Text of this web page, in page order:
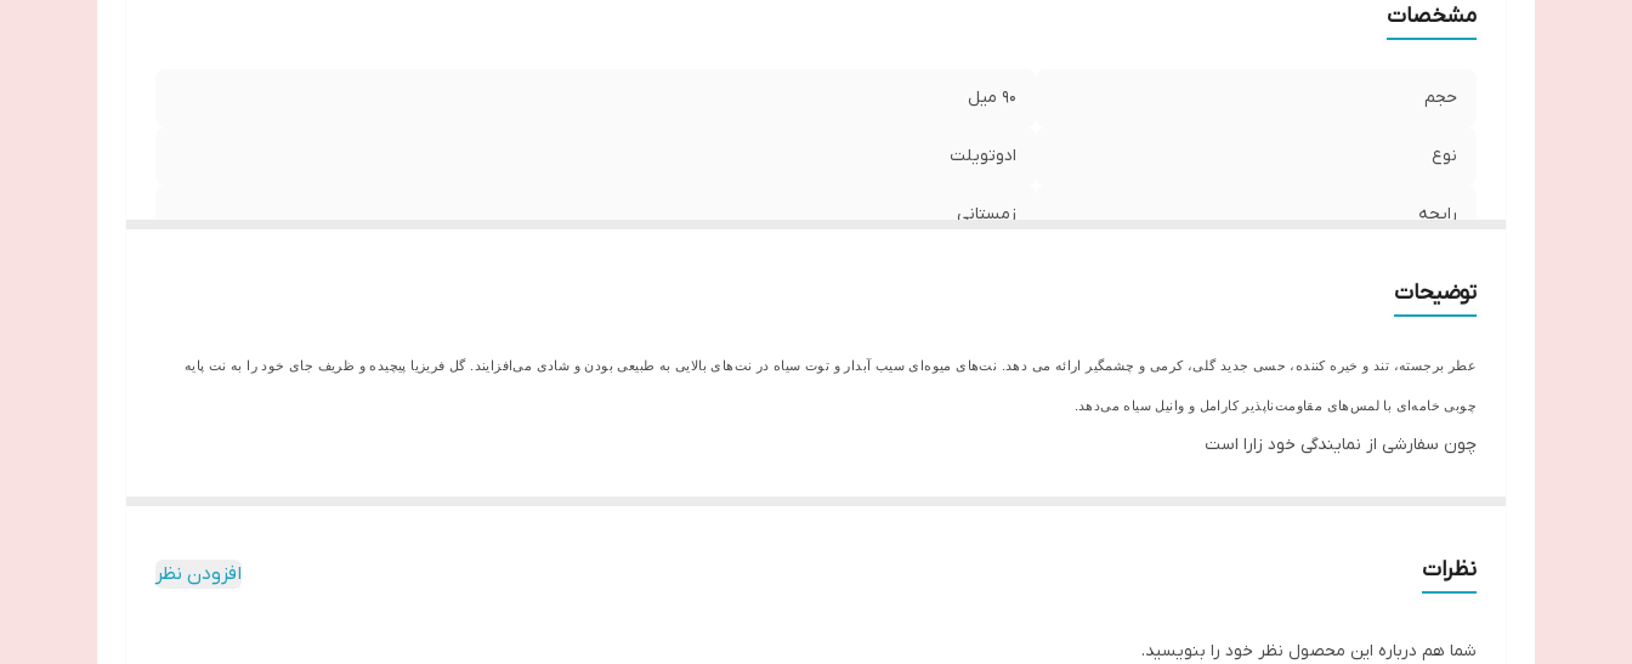
مشخصات
حجم 90 میل
نوع ادوتویلت
رایحه زمستانی
توضیحات
عطر برجسته، تند و خیره کننده، حسی جدید گلی، کرمی و چشمگیر ارائه می دهد. نت‌های میوه‌ای سیب آبدار و توت سیاه در نت‌های بالایی به طبیعی بودن و شادی می‌افزایند. گل فریزیا پیچیده و ظریف جای خود را به نت پایه
چوبی خامه‌ای با لمس‌های مقاومت‌ناپذیر کارامل و وانیل سیاه می‌دهد.
چون سفارشی از نمایندگی خود زارا است
نظرات افزودن نظر
شما هم درباره این محصول نظر خود را بنویسید.